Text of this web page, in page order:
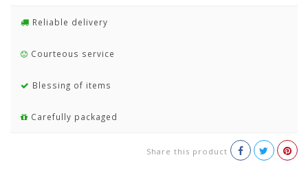
Reliable delivery
Courteous service
Blessing of items
Carefully packaged
Share this product